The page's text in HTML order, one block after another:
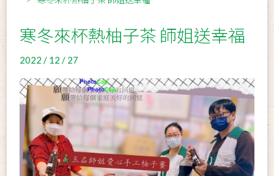
寒冬來杯熱柚子茶 師姐送幸福
2022 / 12 / 27